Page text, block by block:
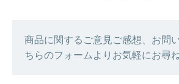
商品に関するご意見ご感想、お問
ちらのフォームよりお気軽にお尋